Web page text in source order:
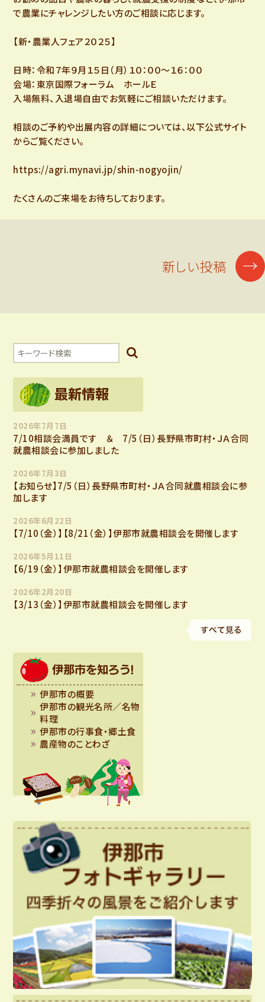
で農業にチャレンジしたい方のご相談に応じます。
【新・農業人フェア２０２５】
日時：令和７年９月１５日（月）１０：００～１６：００
会場：東京国際フォーラム ホールＥ
入場無料、入退場自由でお気軽にご相談いただけます。
相談のご予約や出展内容の詳細については、以下公式サイト
からご覧ください。
https://agri.mynavi.jp/shin-nogyojin/
たくさんのご来場をお待ちしております。
ナ
ビ
ゲ
ー
シ
ョ
ン
新しい投稿 →
7/10相談会満員です ＆ 7/5（日）長野県市町村・ＪＡ合同
就農相談会に参加しました
2026年7月7日
【お知らせ】7/5（日）長野県市町村・ＪＡ合同就農相談会に参
加します
2026年7月3日
【7/10（金）】【8/21（金）】伊那市就農相談会を開催します
2026年6月22日
【6/19（金）】伊那市就農相談会を開催します
2026年5月11日
【3/13（金）】伊那市就農相談会を開催します
2026年2月20日
伊那市の概要
伊那市の観光名所／名物
料理
伊那市の行事食・郷土食
農産物のことわざ